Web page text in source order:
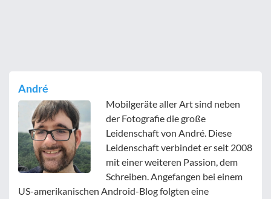
André
Mobilgeräte aller Art sind neben
der Fotografie die große
Leidenschaft von André. Diese
Leidenschaft verbindet er seit 2008
mit einer weiteren Passion, dem
Schreiben. Angefangen bei einem
US-amerikanischen Android-Blog folgten eine